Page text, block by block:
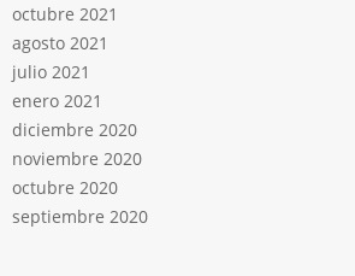
octubre 2021
agosto 2021
julio 2021
enero 2021
diciembre 2020
noviembre 2020
octubre 2020
septiembre 2020